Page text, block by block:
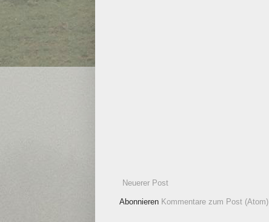
Neuerer Post
Abonnieren Kommentare zum Post (Atom)